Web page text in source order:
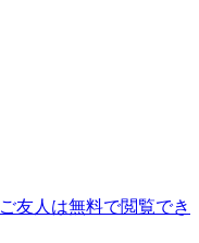
ご友人は無料で閲覧でき